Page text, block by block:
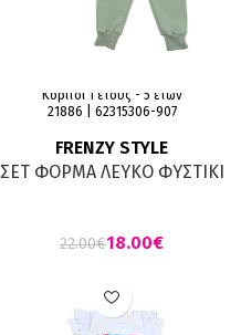
Κορίτσι 1 έτους - 5 ετών
21886 | 62315306-907
FRENZY STYLE
ΣΕΤ ΦΟΡΜΑ ΛΕΥΚΟ ΦΥΣΤΙΚΙ
22.00€18.00€